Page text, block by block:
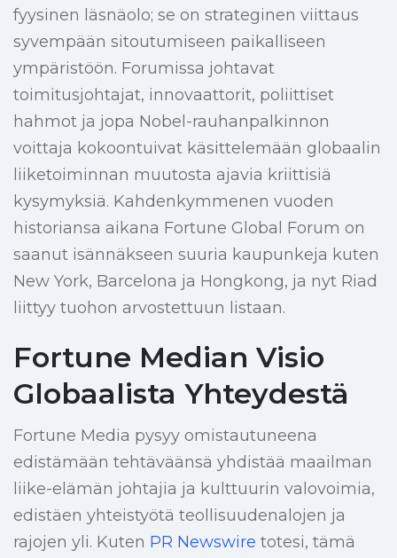
fyysinen läsnäolo; se on strateginen viittaus
syvempään sitoutumiseen paikalliseen
ympäristöön. Forumissa johtavat
toimitusjohtajat, innovaattorit, poliittiset
hahmot ja jopa Nobel-rauhanpalkinnon
voittaja kokoontuivat käsittelemään globaalin
liiketoiminnan muutosta ajavia kriittisiä
kysymyksiä. Kahdenkymmenen vuoden
historiansa aikana Fortune Global Forum on
saanut isännäkseen suuria kaupunkeja kuten
New York, Barcelona ja Hongkong, ja nyt Riad
liittyy tuohon arvostettuun listaan.
Fortune Median Visio
Globaalista Yhteydestä
Fortune Media pysyy omistautuneena
edistämään tehtäväänsä yhdistää maailman
liike-elämän johtajia ja kulttuurin valovoimia,
edistäen yhteistyötä teollisuudenalojen ja
rajojen yli. Kuten PR Newswire totesi, tämä